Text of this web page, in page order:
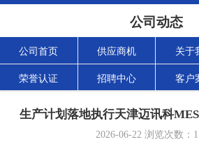
公司动态
公司首页 供应商机 关于
荣誉认证 招聘中心 客户
生产计划落地执行天津迈讯科
2026-06-22浏览次数：